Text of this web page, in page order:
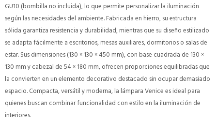
GU10 (bombilla no incluida), lo que permite personalizar la iluminación
según las necesidades del ambiente. Fabricada en hierro, su estructura
sólida garantiza resistencia y durabilidad, mientras que su diseño estilizado
se adapta fácilmente a escritorios, mesas auxiliares, dormitorios o salas de
estar. Sus dimensiones (130 × 130 × 450 mm), con base cuadrada de 130 ×
130 mm y cabezal de 54 × 180 mm, ofrecen proporciones equilibradas que
la convierten en un elemento decorativo destacado sin ocupar demasiado
espacio. Compacta, versátil y moderna, la lámpara Venice es ideal para
quienes buscan combinar funcionalidad con estilo en la iluminación de
interiores.